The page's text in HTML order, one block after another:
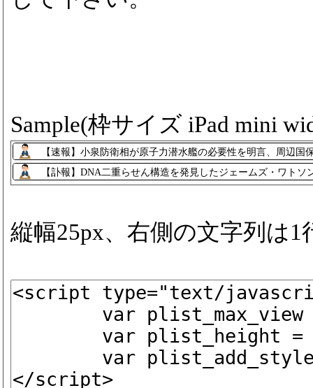
Sample(枠サイズ iPad mini
【速報】小泉防衛相が原子力潜水艦の必要性を明言、周辺国
【訃報】DNA二重らせん構造を発見したジェームズ・ワトソ
縦幅25px、右側の文字列は1